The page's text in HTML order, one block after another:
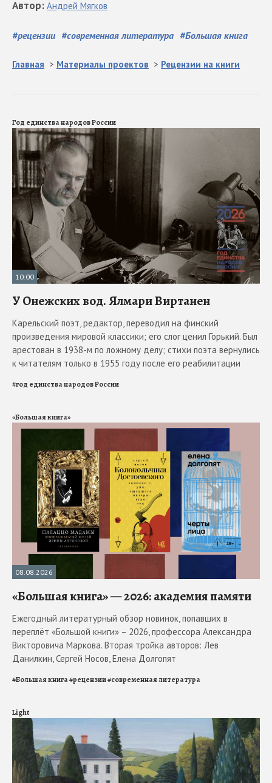
#рецензии #современная литература #Большая книга
Автор: Андрей Мягков
Главная > Материалы проектов > Рецензии на книги
Год единства народов России
10:00
У Онежских вод. Ялмари Виртанен
Карельский поэт, редактор, переводил на финский
произведения мировой классики; его слог ценил Горький. Был
арестован в 1938-м по ложному делу; стихи поэта вернулись
к читателям только в 1955 году после его реабилитации
#год единства народов России
«Большая книга»
08.08.2026
«Большая книга» — 2026: академия памяти
Ежегодный литературный обзор новинок, попавших в
переплёт «Большой книги» – 2026, профессора Александра
Викторовича Маркова. Вторая тройка авторов: Лев
Данилкин, Сергей Носов, Елена Долгопят
#Большая книга#рецензии#современная литература
Light